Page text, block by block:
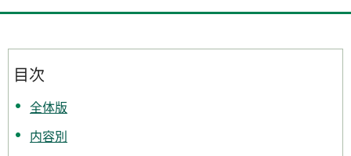
目次
全体版
内容別